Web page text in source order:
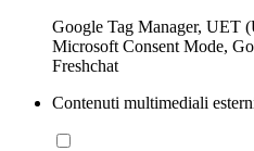
Google Tag Manager, UET
Microsoft Consent Mode,
Freshchat
Contenuti multimediali